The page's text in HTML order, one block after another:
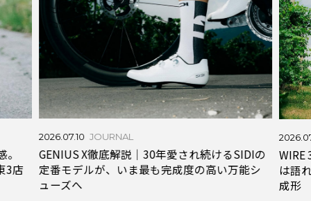
3店
2026.07.10 JOURNAL
GENIUS X徹底解説｜30年愛され続けるSIDIの
定番モデルが、いま最も完成度の高い万能シ
ューズへ
WIRE
は語
成形